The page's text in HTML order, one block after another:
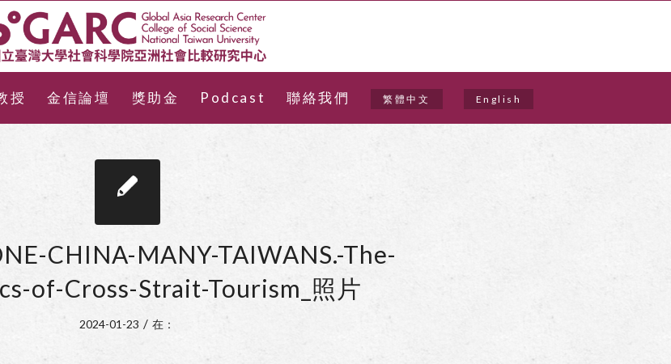
授 金信論壇 獎助金 Podcast 聯絡我們 繁體中文 English
CHINA-MANY-TAIWANS.-The-
of-Cross-Strait-Tourism_照片
2024-01-23 / 在：